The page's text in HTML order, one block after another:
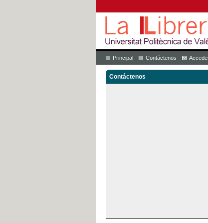
Principal Contáctenos
Contáctenos